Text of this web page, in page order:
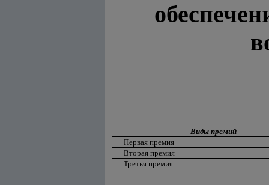
Виды премий
Первая премия
Вторая премия
Третья премия